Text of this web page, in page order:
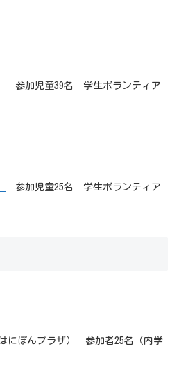
参加児童39名 学生ボランティア
参加児童25名 学生ボランティア
はにぽんプラザ） 参加者25名（内学